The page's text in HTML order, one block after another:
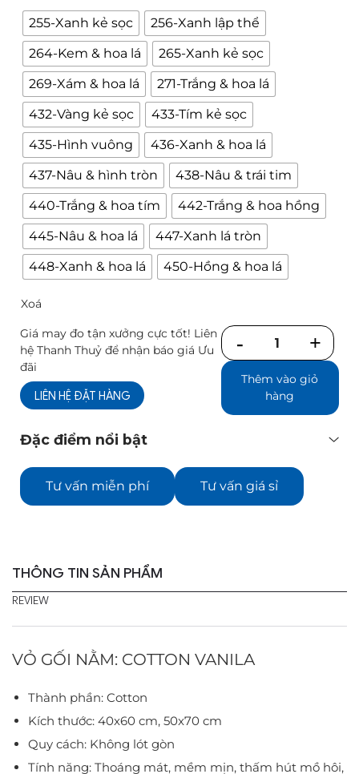
105.000 ₫
255-Xanh kẻ sọc
256-Xanh lập thể
264-Kem & hoa lá
265-Xanh kẻ sọc
269-Xám & hoa lá
271-Trắng & hoa lá
432-Vàng kẻ sọc
433-Tím kẻ sọc
435-Hình vuông
436-Xanh & hoa lá
437-Nâu & hình tròn
438-Nâu & trái tim
440-Trắng & hoa tím
442-Trắng & hoa hồng
445-Nâu & hoa lá
447-Xanh lá tròn
448-Xanh & hoa lá
450-Hồng & hoa lá
Xoá
Giá may đo tận xưởng cực tốt! Liên
hệ Thanh Thuỷ để nhận báo giá Ưu
đãi
LIÊN HỆ ĐẶT HÀNG
Số
lượng
Thêm vào giỏ
hàng
Đặc điểm nổi bật
Tư vấn miễn phí Tư vấn giá sỉ
THÔNG TIN SẢN PHẨM
REVIEW
VỎ GỐI NẰM: COTTON VANILA
Thành phần: Cotton
Kích thước: 40x60 cm, 50x70 cm
Quy cách: Không lót gòn
Tính năng: Thoáng mát, mềm mịn, thấm hút mồ hôi,